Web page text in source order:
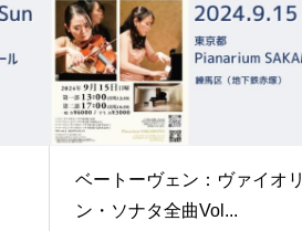
ベートーヴェン：ヴァイオリ
ン・ソナタ全曲Vol...